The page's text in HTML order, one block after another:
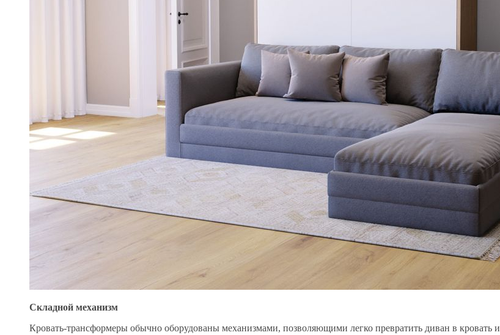
Складной механизм
Кровать-трансформеры обычно оборудованы механизмами, позволяющими легко превратить диван в кровать и